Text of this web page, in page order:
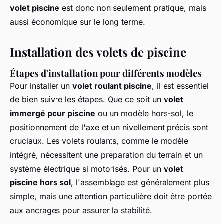
volet piscine est donc non seulement pratique, mais
aussi économique sur le long terme.
Installation des volets de piscine
Étapes d'installation pour différents modèles
Pour installer un volet roulant piscine, il est essentiel
de bien suivre les étapes. Que ce soit un volet
immergé pour piscine ou un modèle hors-sol, le
positionnement de l'axe et un nivellement précis sont
cruciaux. Les volets roulants, comme le modèle
intégré, nécessitent une préparation du terrain et un
système électrique si motorisés. Pour un volet
piscine hors sol, l'assemblage est généralement plus
simple, mais une attention particulière doit être portée
aux ancrages pour assurer la stabilité.